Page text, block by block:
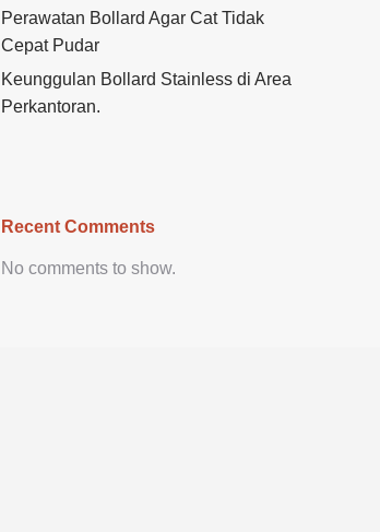
Perawatan Bollard Agar Cat Tidak
Cepat Pudar
Keunggulan Bollard Stainless di Area
Perkantoran.
Recent Comments
No comments to show.